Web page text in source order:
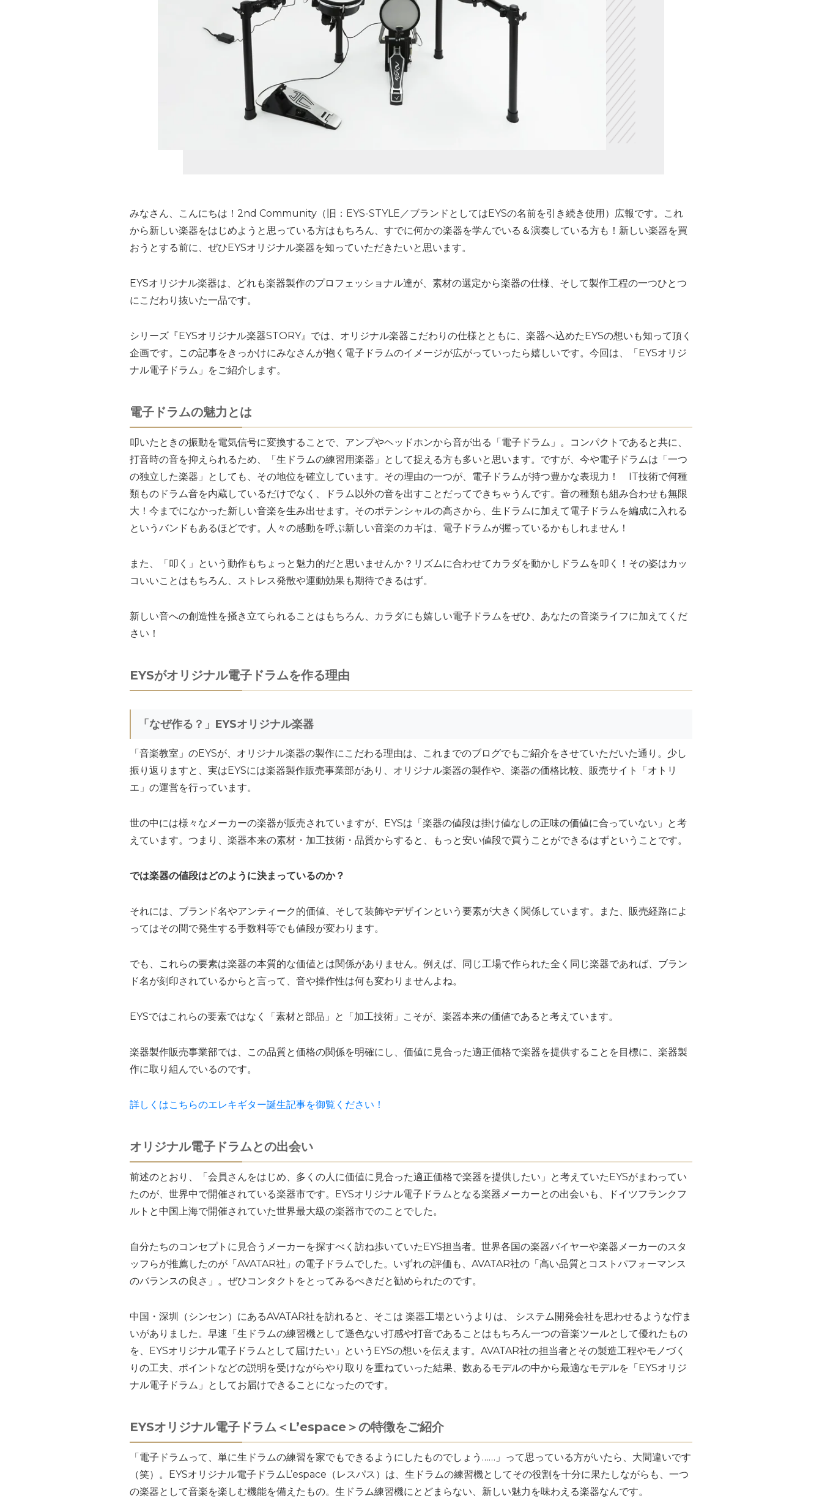
みなさん、こんにちは！2nd Community（旧：EYS-STYLE／ブランドとしてはEYSの名前を引き続き使用）広報です。これ
から新しい楽器をはじめようと思っている方はもちろん、すでに何かの楽器を学んでいる＆演奏している方も！新しい楽器を買
おうとする前に、ぜひEYSオリジナル楽器を知っていただきたいと思います。
EYSオリジナル楽器は、どれも楽器製作のプロフェッショナル達が、素材の選定から楽器の仕様、そして製作工程の一つひとつ
にこだわり抜いた一品です。
シリーズ『EYSオリジナル楽器STORY』では、オリジナル楽器こだわりの仕様とともに、楽器へ込めたEYSの想いも知って頂く
企画です。この記事をきっかけにみなさんが抱く電子ドラムのイメージが広がっていったら嬉しいです。今回は、「EYSオリジ
ナル電子ドラム」をご紹介します。
電子ドラムの魅力とは
叩いたときの振動を電気信号に変換することで、アンプやヘッドホンから音が出る「電子ドラム」。コンパクトであると共に、
打音時の音を抑えられるため、「生ドラムの練習用楽器」として捉える方も多いと思います。ですが、今や電子ドラムは「一つ
の独立した楽器」としても、その地位を確立しています。その理由の一つが、電子ドラムが持つ豊かな表現力！ IT技術で何種
類ものドラム音を内蔵しているだけでなく、ドラム以外の音を出すことだってできちゃうんです。音の種類も組み合わせも無限
大！今までになかった新しい音楽を生み出せます。そのポテンシャルの高さから、生ドラムに加えて電子ドラムを編成に入れる
というバンドもあるほどです。人々の感動を呼ぶ新しい音楽のカギは、電子ドラムが握っているかもしれません！
また、「叩く」という動作もちょっと魅力的だと思いませんか？リズムに合わせてカラダを動かしドラムを叩く！その姿はカッ
コいいことはもちろん、ストレス発散や運動効果も期待できるはず。
新しい音への創造性を掻き立てられることはもちろん、カラダにも嬉しい電子ドラムをぜひ、あなたの音楽ライフに加えてくだ
さい！
EYSがオリジナル電子ドラムを作る理由
「なぜ作る？」EYSオリジナル楽器
「音楽教室」のEYSが、オリジナル楽器の製作にこだわる理由は、これまでのブログでもご紹介をさせていただいた通り。少し
振り返りますと、実はEYSには楽器製作販売事業部があり、オリジナル楽器の製作や、楽器の価格比較、販売サイト「オトリ
エ」の運営を行っています。
世の中には様々なメーカーの楽器が販売されていますが、EYSは「楽器の値段は掛け値なしの正味の価値に合っていない」と考
えています。つまり、楽器本来の素材・加工技術・品質からすると、もっと安い値段で買うことができるはずということです。
では楽器の値段はどのように決まっているのか？
それには、ブランド名やアンティーク的価値、そして装飾やデザインという要素が大きく関係しています。また、販売経路によ
ってはその間で発生する手数料等でも値段が変わります。
でも、これらの要素は楽器の本質的な価値とは関係がありません。例えば、同じ工場で作られた全く同じ楽器であれば、ブラン
ド名が刻印されているからと言って、音や操作性は何も変わりませんよね。
EYSではこれらの要素ではなく「素材と部品」と「加工技術」こそが、楽器本来の価値であると考えています。
楽器製作販売事業部では、この品質と価格の関係を明確にし、価値に見合った適正価格で楽器を提供することを目標に、楽器製
作に取り組んでいるのです。
詳しくはこちらのエレキギター誕生記事を御覧ください！
オリジナル電子ドラムとの出会い
前述のとおり、「会員さんをはじめ、多くの人に価値に見合った適正価格で楽器を提供したい」と考えていたEYSがまわってい
たのが、世界中で開催されている楽器市です。EYSオリジナル電子ドラムとなる楽器メーカーとの出会いも、ドイツフランクフ
ルトと中国上海で開催されていた世界最大級の楽器市でのことでした。
自分たちのコンセプトに見合うメーカーを探すべく訪ね歩いていたEYS担当者。世界各国の楽器バイヤーや楽器メーカーのスタ
ッフらが推薦したのが「AVATAR社」の電子ドラムでした。いずれの評価も、AVATAR社の「高い品質とコストパフォーマンス
のバランスの良さ」。ぜひコンタクトをとってみるべきだと勧められたのです。
中国・深圳（シンセン）にあるAVATAR社を訪れると、そこは 楽器工場というよりは、 システム開発会社を思わせるような佇ま
いがありました。早速「生ドラムの練習機として遜色ない打感や打音であることはもちろん一つの音楽ツールとして優れたもの
を、EYSオリジナル電子ドラムとして届けたい」というEYSの想いを伝えます。AVATAR社の担当者とその製造工程やモノづく
りの工夫、ポイントなどの説明を受けながらやり取りを重ねていった結果、数あるモデルの中から最適なモデルを「EYSオリジ
ナル電子ドラム」としてお届けできることになったのです。
EYSオリジナル電子ドラム＜ L’espace ＞の特徴をご紹介
「電子ドラムって、単に生ドラムの練習を家でもできるようにしたものでしょう……」って思っている方がいたら、大間違いです
（笑）。EYSオリジナル電子ドラムL’espace（レスパス）は、生ドラムの練習機としてその役割を十分に果たしながらも、一つ
の楽器として音楽を楽しむ機能を備えたもの。生ドラム練習機にとどまらない、新しい魅力を味わえる楽器なんです。